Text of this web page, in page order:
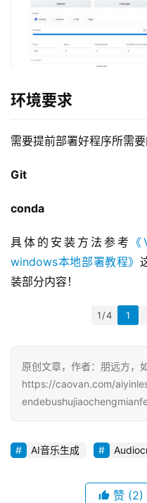
凡
客
人
互
产
环境要求
需要提前部署好程序所需要
Git
conda
具体的安装方法参考
windows本地部署教程》
装部分内容！
1 / 4 1
原创文章，作者：朋远方，
https://caovan.com/
AI音乐生成
赞 (2)